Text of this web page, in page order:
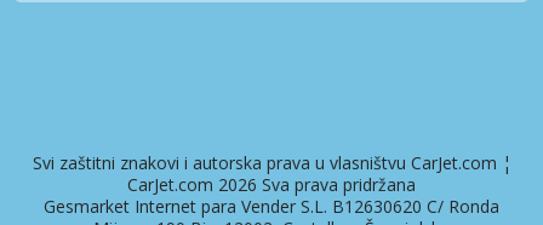
Svi zaštitni znakovi i autorska prava u vlasništvu CarJet.com ¦
CarJet.com 2026 Sva prava pridržana
Gesmarket Internet para Vender S.L. B12630620 C/ Ronda